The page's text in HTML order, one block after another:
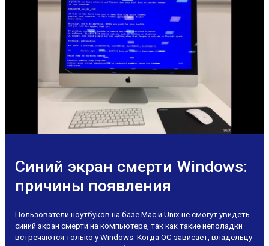
Синий экран смерти Windows:
причины появления
Пользователи ноутбуков на базе Mac и Unix не смогут увидеть
синий экран смерти на компьютере, так как такие неполадки
встречаются только у Windows. Когда ОС зависает, владельцу